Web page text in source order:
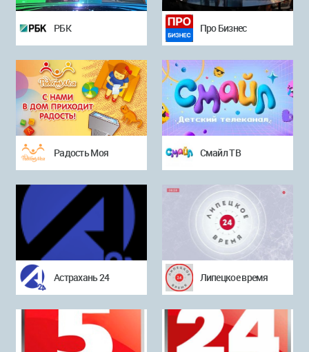
РБК Про Бизнес
Радость Моя Смайл ТВ
Астрахань 24 Липецкое время